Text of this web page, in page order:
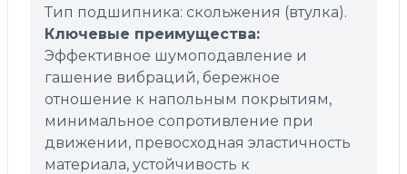
Тип подшипника: скольжения (втулка).
Ключевые преимущества:
Эффективное шумоподавление и
гашение вибраций, бережное
отношение к напольным покрытиям,
минимальное сопротивление при
движении, превосходная эластичность
материала, устойчивость к